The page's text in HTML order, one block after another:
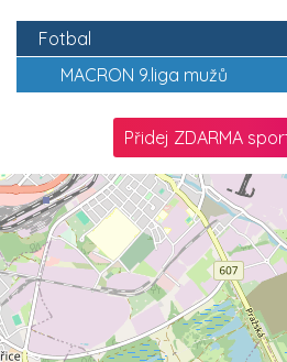
Fotbal
MACRON 9.liga mužů
Přidej ZDARMA